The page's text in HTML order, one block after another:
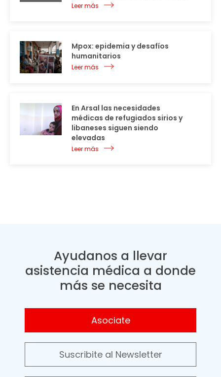
Leer más
Mpox: epidemia y desafíos
humanitarios
Leer más
En Arsal las necesidades
médicas de refugiados sirios y
libaneses siguen siendo
elevadas
Leer más
Ayudanos a llevar
asistencia médica a donde
más se necesita
Asociate
Suscribite al Newsletter